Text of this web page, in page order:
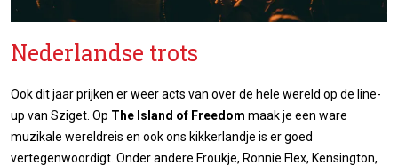
Nederlandse trots
Ook dit jaar prijken er weer acts van over de hele wereld op de line-
up van Sziget. Op The Island of Freedom maak je een ware
muzikale wereldreis en ook ons kikkerlandje is er goed
vertegenwoordigt. Onder andere Froukje, Ronnie Flex, Kensington,